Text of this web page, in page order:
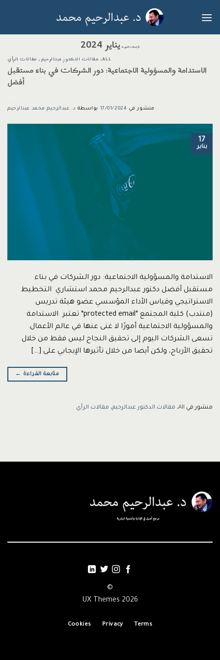
للمحتوى
الأرشيفات الشهرية:يناير 2024
ALL، مقالات الدكتور عبدالرحيم، مقالات الرأي
الاستدامة والمسؤولية الاجتماعية: دور الشركات في بناء مستقبل
أفضل
منشور في 17/01/2024 بواسطة د. عبدالرحيم محمد عبدالرحيم
17
يناير
الاستدامة والمسؤولية الاجتماعية: دور الشركات في بناء
مستقبل أفضل دكتور عبدالرحيم محمد استشاري التخطيط
الاستراتيجي وقياس الأداء المؤسسي عضو هيئة تدريس
(منتدب) كلية المجتمع *protected email* تعتبر الاستدامة
والمسؤولية الاجتماعية أمورًا لا غنى عنها في عالم الأعمال.
تسعى الشركات اليوم إلى تحقيق النجاح ليس فقط من خلال
تحقيق الأرباح، ولكن أيضا من خلال تأثيرها الإيجابي على […]
متابعة القراءة ←
منشور في All، مقالات الدكتور عبدالرحيم، مقالات الرأي
©
2026 UX Themes
Terms
Privacy
Cookies